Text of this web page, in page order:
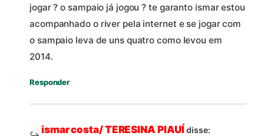
jogar ? o sampaio já jogou ? te garanto ismar estou
acompanhado o river pela internet e se jogar com
o sampaio leva de uns quatro como levou em
2014.
Responder
ismar costa/ TERESINA PIAUÍdisse: